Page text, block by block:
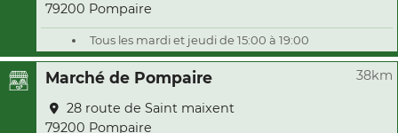
79200 Pompaire
Tous les mardi et jeudi de 15:00 à 19:00
Marché de Pompaire 38km
28 route de Saint maixent
79200 Pompaire